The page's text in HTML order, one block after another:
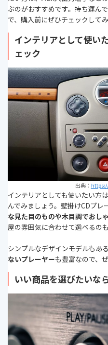
ぶのがおすすめです。持ち運ん
で、購入前にぜひチェックして
インテリアとして使い
ェック
出典：
インテリアとしても使いたい方
んでみましょう。壁掛けCDプレ
な見た目のものや木目調でおし
屋の雰囲気に合わせて選べるの
シンプルなデザインモデルもあ
ないプレーヤーも豊富なので、
いい商品を選びたいな